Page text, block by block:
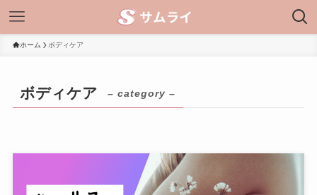
ホーム ボディケア
ボディケア – category –